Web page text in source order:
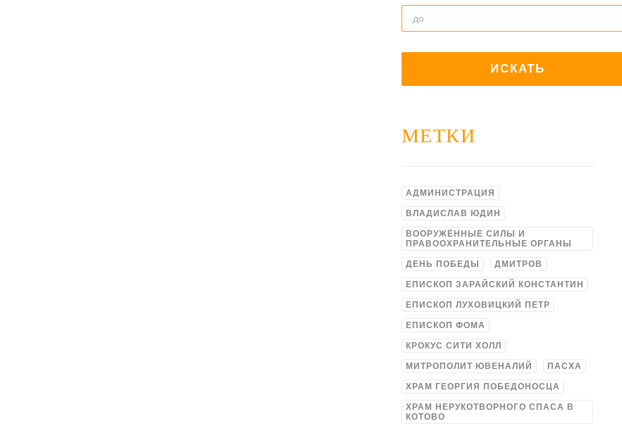
МЕТКИ
АДМИНИСТРАЦИЯ
ВЛАДИСЛАВ ЮДИН
ВООРУЖЁННЫЕ СИЛЫ И
ПРАВООХРАНИТЕЛЬНЫЕ ОРГАНЫ
ДЕНЬ ПОБЕДЫ ДМИТРОВ
ЕПИСКОП ЗАРАЙСКИЙ КОНСТАНТИН
ЕПИСКОП ЛУХОВИЦКИЙ ПЕТР
ЕПИСКОП ФОМА
КРОКУС СИТИ ХОЛЛ
МИТРОПОЛИТ ЮВЕНАЛИЙ ПАСХА
ХРАМ ГЕОРГИЯ ПОБЕДОНОСЦА
ХРАМ НЕРУКОТВОРНОГО СПАСА В
КОТОВО